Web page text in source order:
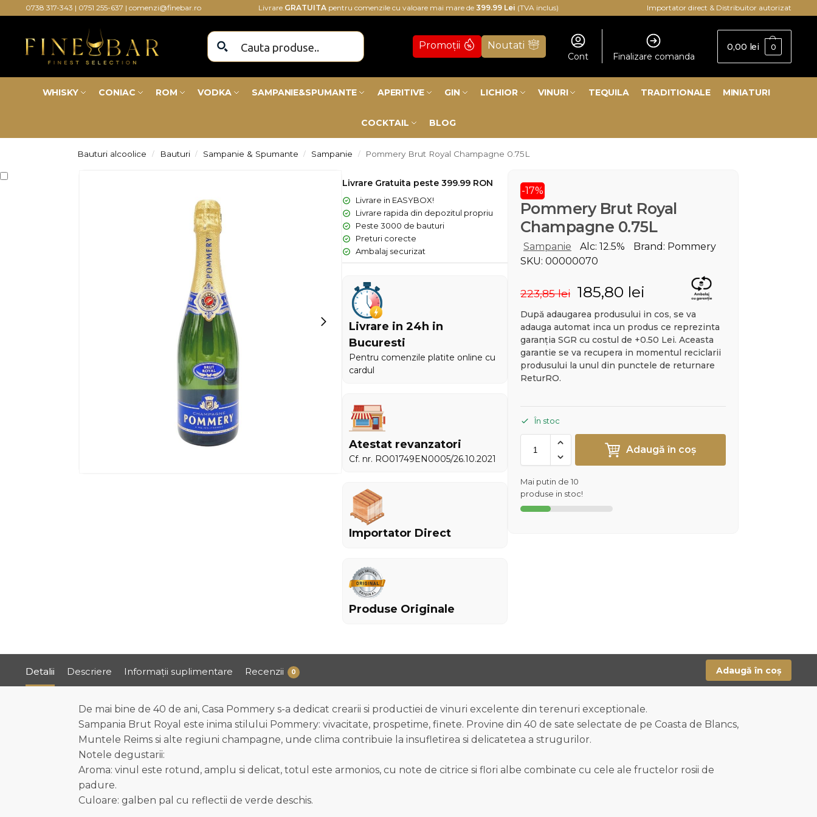
0738 317-343 | 0751 255-637 | comenzi@finebar.ro Livrare GRATUITA pentru comenzile cu valoare mai mare de 399.99 Lei (TVA inclus) Importator direct & Distribuitor autorizat
Promoții Noutati
Cont Finalizare comanda
0,00 lei 0
WHISKY CONIAC ROM VODKA SAMPANIE&SPUMANTE APERITIVE GIN LICHIOR VINURI TEQUILA TRADITIONALE MINIATURI
COCKTAIL BLOG
Bauturi alcoolice / Bauturi / Sampanie & Spumante / Sampanie / Pommery Brut Royal Champagne 0.75L
Livrare Gratuita peste 399.99 RON
Livrare in EASYBOX!
Livrare rapida din depozitul propriu
Peste 3000 de bauturi
Preturi corecte
Ambalaj securizat
Livrare in 24h in
Bucuresti
Pentru comenzile platite online cu
cardul
Atestat revanzatori
Cf. nr. RO01749EN0005/26.10.2021
Importator Direct
Produse Originale
-17%
Pommery Brut Royal
Champagne 0.75L
Sampanie Alc: 12.5%
Brand: Pommery
SKU: 00000070
223,85lei 185,80 lei
După adaugarea produsului in cos, se va
adauga automat inca un produs ce reprezinta
garanția SGR cu costul de +0.50 Lei. Aceasta
garantie se va recupera in momentul reciclarii
produsului la unul din punctele de returnare
ReturRO.
În stoc
Adaugă în coș
Mai putin de 10
produse in stoc!
Detalii Descriere Informații suplimentare Recenzii 0 Adaugă în coș
De mai bine de 40 de ani, Casa Pommery s-a dedicat crearii si productiei de vinuri excelente din terenuri exceptionale.
Sampania Brut Royal este inima stilului Pommery: vivacitate, prospetime, finete. Provine din 40 de sate selectate de pe Coasta de Blancs,
Muntele Reims si alte regiuni champagne, unde clima contribuie la insufletirea si delicatetea a strugurilor.
Notele degustarii:
Aroma: vinul este rotund, amplu si delicat, totul este armonios, cu note de citrice si flori albe combinate cu cele ale fructelor rosii de
padure.
Culoare: galben pal cu reflectii de verde deschis.